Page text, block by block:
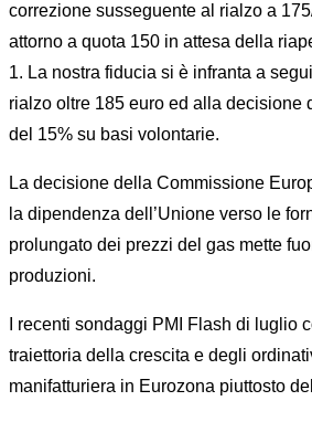
correzione susseguente al rialzo a
attorno a quota 150 in attesa della
1. La nostra fiducia si è infranta a
rialzo oltre 185 euro ed alla decisione
del 15% su basi volontarie.
La decisione della Commissione
la dipendenza dell’Unione verso le
prolungato dei prezzi del gas mette
produzioni.
I recenti sondaggi PMI Flash di luglio
traiettoria della crescita e degli
manifatturiera in Eurozona piuttosto